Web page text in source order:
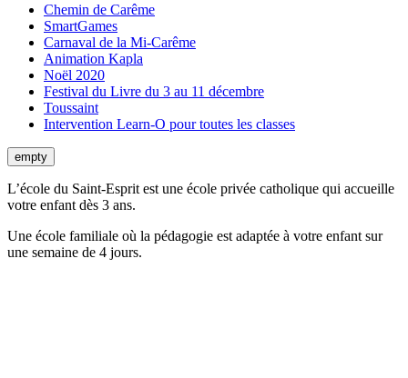
Chemin de Carême
SmartGames
Carnaval de la Mi-Carême
Animation Kapla
Noël 2020
Festival du Livre du 3 au 11 décembre
Toussaint
Intervention Learn-O pour toutes les classes
empty
L’école du Saint-Esprit est une école privée catholique qui accueille
votre enfant dès 3 ans.
Une école familiale où la pédagogie est adaptée à votre enfant sur
une semaine de 4 jours.